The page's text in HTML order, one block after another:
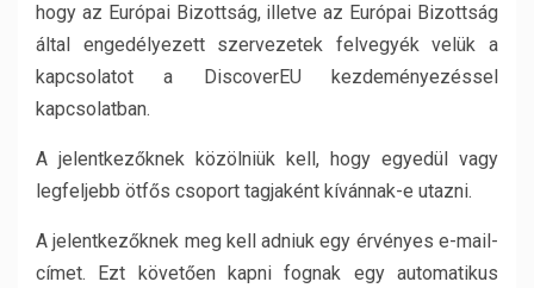
hogy az Európai Bizottság, illetve az Európai Bizottság
által engedélyezett szervezetek felvegyék velük a
kapcsolatot a DiscoverEU kezdeményezéssel
kapcsolatban.
A jelentkezőknek közölniük kell, hogy egyedül vagy
legfeljebb ötfős csoport tagjaként kívánnak-e utazni.
A jelentkezőknek meg kell adniuk egy érvényes e-mail-
címet. Ezt követően kapni fognak egy automatikus